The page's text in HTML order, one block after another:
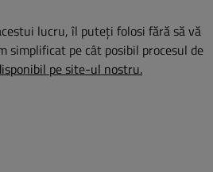
lucru, îl puteți folosi fără să vă
simplificat pe cât posibil procesul de
pe site-ul nostru.